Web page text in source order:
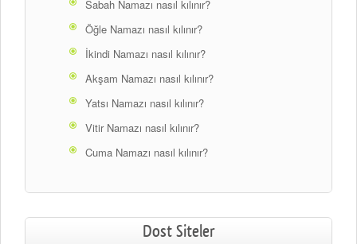
Sabah Namazı nasıl kılınır?
Öğle Namazı nasıl kılınır?
İkindi Namazı nasıl kılınır?
Akşam Namazı nasıl kılınır?
Yatsı Namazı nasıl kılınır?
Vitir Namazı nasıl kılınır?
Cuma Namazı nasıl kılınır?
Dost Siteler